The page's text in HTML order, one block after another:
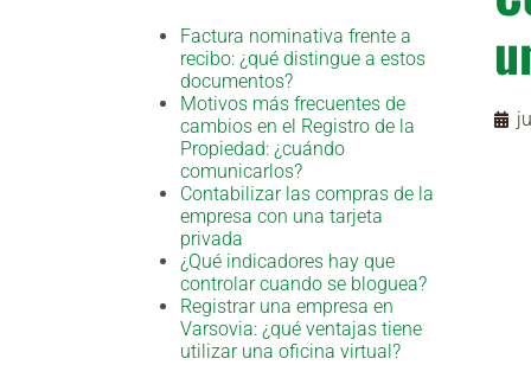
Factura nominativa frente a
recibo: ¿qué distingue a estos
documentos?
Motivos más frecuentes de
cambios en el Registro de la
Propiedad: ¿cuándo
comunicarlos?
Contabilizar las compras de la
empresa con una tarjeta
privada
¿Qué indicadores hay que
controlar cuando se bloguea?
Registrar una empresa en
Varsovia: ¿qué ventajas tiene
utilizar una oficina virtual?